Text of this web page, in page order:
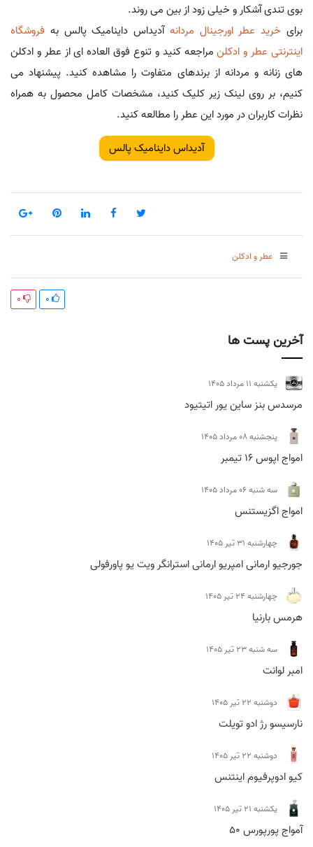
آخرین پست ها
يكشنبه 11 مرداد 1405
مرسدس بنز ساین یور اتیتیود
پنجشنبه 08 مرداد 1405
امواج اپوس 16 تیمبر
سه شنبه 06 مرداد 1405
امواج اگزیستنس
چهارشنبه 31 تیر 1405
جورجیو ارمانی امپریو ارمانی استرانگر ویت یو پاورفولی
چهارشنبه 24 تیر 1405
هرمس بارنیا
سه شنبه 23 تیر 1405
امبر لوانت
دوشنبه 22 تیر 1405
نارسیسو رژ ادو تویلت
دوشنبه 22 تیر 1405
کیو ادوپرفیوم اینتنس
يكشنبه 21 تیر 1405
آمواج پورپورس 50
بوی تندی آشکار و خیلی زود از بین می روند.
برای خرید عطر اورجینال مردانه آدیداس داینامیک پالس به فروشگاه
اینترنتی عطر و ادکلنمراجعه کنید و تنوع فوق العاده ای از عطر و ادکلن
های زنانه و مردانه از برندهای متفاوت را مشاهده کنید. پیشنهاد می
کنیم، بر روی لینک زیر کلیک کنید، مشخصات کامل محصول به همراه
نظرات کاربران در مورد این عطر را مطالعه کنید.
آدیداس داینامیک پالس
عطر و ادکلن